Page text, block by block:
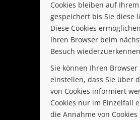
Cookies bleiben auf
gespeichert bis Sie diese
Diese Cookies
Ihren Browser beim
Besuch
Sie können Ihren Browser
einstellen, dass Sie über
von Cookies informiert
Cookies nur im Einzelfall
die Annahme von